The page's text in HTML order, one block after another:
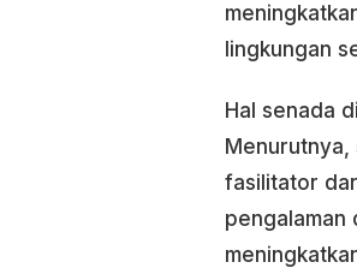
lingkungan
Hal senada
fasilitator
pengalaman